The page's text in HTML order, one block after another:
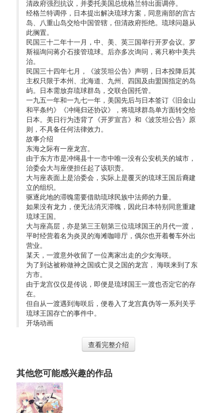
清政府强烈抗议，并委托美国总统格兰特出面调停。
经格兰特调停，日本提出解决琉球方案，同意南部的宫古
岛、八重山岛交给中国管辖，但清政府拒绝。琉球问题从
此搁置。
民国三十二年十一月，中、美、英三国举行开罗会议。罗
斯福询问蒋介石接管琉球。后亦多次询问，蒋只称中美共
治。
民国三十四年七月，《波茨坦公告》声明，日本投降后其
主权只限于本州、北海道、九州、四国及由盟国指定的岛
屿。日本需放弃琉球群岛，交联合国托管。
一九五一年和一九七一年，美国先后与日本签订《旧金山
和平条约》《冲绳归还协议》，将琉球群岛单方面转交给
日本。美日行为违背了《开罗宣言》和《波茨坦公告》原
则，不具备任何法律效力。
故事介绍
东海之际有一座龙宫。
由于东方市是冲绳县十一市中唯一没有公安机关的城市，
治委会大与座便担任起了该职责。
大与座表面上是治委会，实际上是覆灭的琉球王国后裔建
立的组织。
驱逐此地的滞魄需要借助琉球民族中法师的力量。
如果没有龙力，便无法消灭滞魄，因此日本特别同意重建
琉球王国。
大与座高层，亦是第三王朝第三位琉球国王的月代一渡，
平时经营着名为炎灵的海滩咖啡厅，偶尔也开着餐车外出
营业。
某天，一渡意外收留了一位离家出走的少女海咲。
为了到达被称做神之国或亡灵之国的龙宫， 海咲来到了东
方市。
由于龙宫仅仅是传说，即便是琉球国王一渡也否定它的存
在。
但自从一渡遇到海咲后，便卷入了龙宫真伪等一系列关乎
琉球王国存亡的事件中。
开场动画
查看完整介绍
其他您可能感兴趣的作品